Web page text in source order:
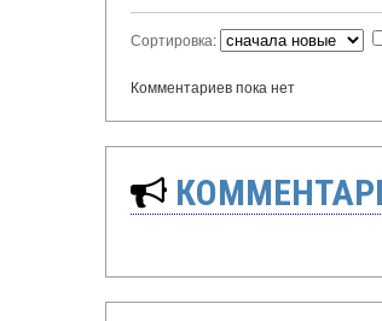
Сортировка:
Комментариев пока нет